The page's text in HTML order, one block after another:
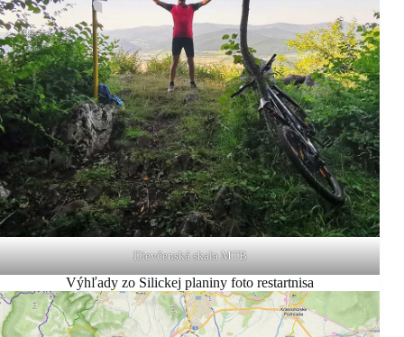
Dievčenská skala MTB
Výhľady zo Silickej planiny foto restartnisa